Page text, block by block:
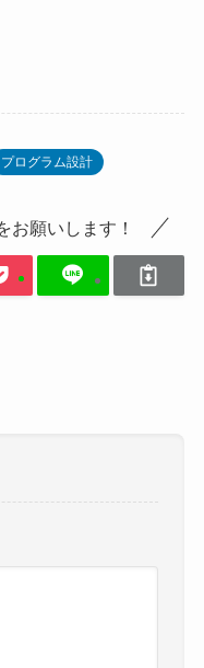
プログラム設計
お願いします！